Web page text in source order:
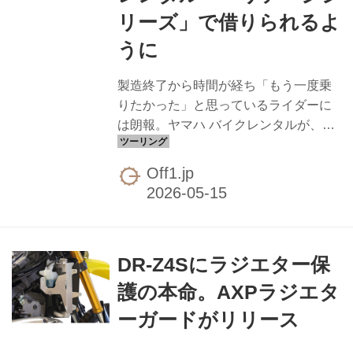
ーは、車体全体に深みのあるブルーを
まとわせ、アプリリアらしい毒っ気の
あるアクセントを差し色で配したカラ
リーズ」で借りられるよ
うに
製造終了から時間が経ち「もう一度乗
りたかった」と思っているライダーに
は朗報。ヤマハ バイクレンタルが、ヤ
マハ発動機の製造終了車種を貸し出す
新サービス「ヘリテージシリーズ」を
開始しました。ラインナップの一角を
最後を飾った「Final Edition」。1985
年の初代から続いたセローの系譜を締
めくくる存在で、ロングセラーをその
ままレンタルで体験できるという、所
Off1.jp
DR-Z4Sにラジエター保
護の本命。AXPラジエタ
ーガードがリリース